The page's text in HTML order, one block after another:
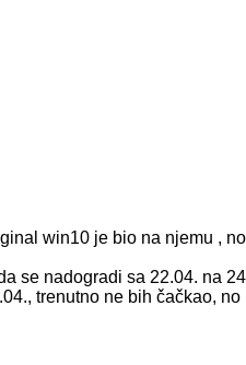
win10 je bio na njemu ,
se nadogradi sa 22.04. na
trenutno ne bih čačkao,